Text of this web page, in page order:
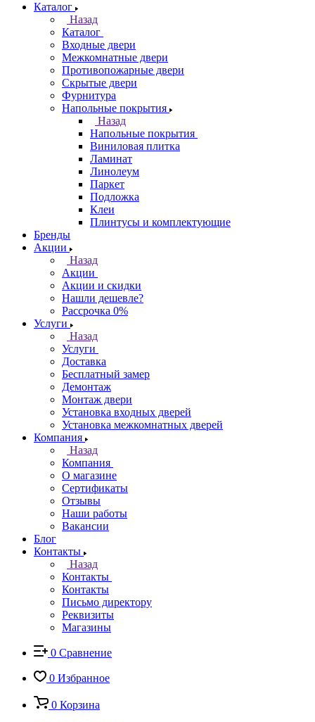
Каталог
Назад
Каталог
Входные двери
Межкомнатные двери
Противопожарные двери
Скрытые двери
Фурнитура
Напольные покрытия
Назад
Напольные покрытия
Виниловая плитка
Ламинат
Линолеум
Паркет
Подложка
Клеи
Плинтусы и комплектующие
Бренды
Акции
Назад
Акции
Акции и скидки
Нашли дешевле?
Рассрочка 0%
Услуги
Назад
Услуги
Доставка
Бесплатный замер
Демонтаж
Монтаж двери
Установка входных дверей
Установка межкомнатных дверей
Компания
Назад
Компания
О магазине
Сертификаты
Отзывы
Наши работы
Вакансии
Блог
Контакты
Назад
Контакты
Контакты
Письмо директору
Реквизиты
Магазины
0 Сравнение
0 Избранное
0 Корзина